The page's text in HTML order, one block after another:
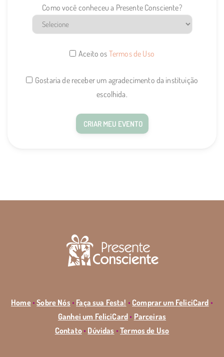
como-
conheceu
Como você conheceu a Presente Consciente?
aceito-
Aceito os Termos de Uso
receber-
Gostaria de receber um agradecimento da instituição
escolhida.
Home • Sobre Nós • Faça sua Festa! • Comprar um FeliciCard •
Ganhei um FeliciCard • Parceiras
Contato • Dúvidas • Termos de Uso